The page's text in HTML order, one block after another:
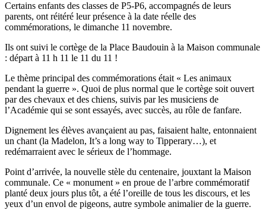
Certains enfants des classes de P5-P6, accompagnés de leurs
parents, ont réitéré leur présence à la date réelle des
commémorations, le dimanche 11 novembre.
Ils ont suivi le cortège de la Place Baudouin à la Maison communale
: départ à 11 h 11 le 11 du 11 !
Le thème principal des commémorations était « Les animaux
pendant la guerre ». Quoi de plus normal que le cortège soit ouvert
par des chevaux et des chiens, suivis par les musiciens de
l’Académie qui se sont essayés, avec succès, au rôle de fanfare.
Dignement les élèves avançaient au pas, faisaient halte, entonnaient
un chant (la Madelon, It’s a long way to Tipperary…), et
redémarraient avec le sérieux de l’hommage.
Point d’arrivée, la nouvelle stèle du centenaire, jouxtant la Maison
communale. Ce « monument » en proue de l’arbre commémoratif
planté deux jours plus tôt, a été l’oreille de tous les discours, et les
yeux d’un envol de pigeons, autre symbole animalier de la guerre.